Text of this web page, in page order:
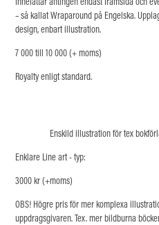
– så kallat Wraparound på Engelska.
design, enbart illustration.
7 000 till 10 000 (+ moms)
Royalty enligt standard.
Enskild illustration för tex
Enklare Line art - typ:
3000 kr (+moms)
OBS! Högre pris för mer komplexa
uppdragsgivaren. Tex. mer bildburna